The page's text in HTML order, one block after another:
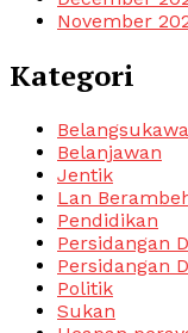
November
Kategori
Belangsukawa
Belanjawan
Jentik
Lan
Pendidikan
Persidangan
Persidangan
Politik
Sukan